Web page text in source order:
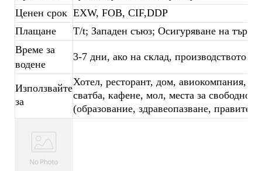
Ценен срок EXW, FOB, CIF,DDP
Плащане
T/t; Западен съюз; Осигуряване на
Време за
водене
3-7 дни, ако на склад, производството
Използвайте
за
Хотел, ресторант, дом, авиокомпания,
сватба, кафене, мол, места за
(образование, здравеопазване,